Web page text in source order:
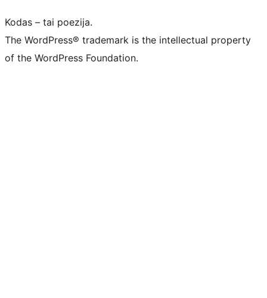
Kodas – tai poezija.
The WordPress® trademark is the intellectual property
of the WordPress Foundation.